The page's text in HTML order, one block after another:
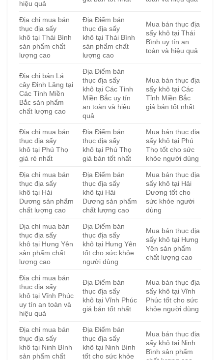
hiệu quả
Địa chỉ mua bán
thục địa sấy
khô tại Thái Bình
sản phẩm chất
lượng cao
Địa Điểm bán
thục địa sấy
khô tại Thái Bình
sản phẩm chất
lượng cao
Mua bán thục địa
sấy khô tại Thái
Bình uy tín an
toàn và hiệu quả
Địa chỉ bán Lá
cây Đinh Lăng tại
Các Tỉnh Miền
Bắc sản phẩm
chất lượng cao
Địa Điểm bán
thục địa sấy
khô tại Các Tỉnh
Miền Bắc uy tín
an toàn và hiệu
quả
Mua bán thục địa
sấy khô tại Các
Tỉnh Miền Bắc
giá bán tốt nhất
Địa chỉ mua bán
thục địa sấy
khô tại Phú Thọ
giá rẻ nhất
Địa Điểm bán
thục địa sấy
khô tại Phú Thọ
giá bán tốt nhất
Mua bán thục địa
sấy khô tại Phú
Thọ tốt cho sức
khỏe người dùng
Địa chỉ mua bán
thục địa sấy
khô tại Hải
Dương sản phẩm
chất lượng cao
Địa Điểm bán
thục địa sấy
khô tại Hải
Dương sản phẩm
chất lượng cao
Mua bán thục địa
sấy khô tại Hải
Dương tốt cho
sức khỏe người
dùng
Địa chỉ mua bán
thục địa sấy
khô tại Hưng Yên
sản phẩm chất
lượng cao
Địa Điểm bán
thục địa sấy
khô tại Hưng Yên
tốt cho sức khỏe
người dùng
Mua bán thục địa
sấy khô tại Hưng
Yên sản phẩm
chất lượng cao
Địa chỉ mua bán
thục địa sấy
khô tại Vĩnh Phúc
uy tín an toàn và
hiệu quả
Địa Điểm bán
thục địa sấy
khô tại Vĩnh Phúc
giá bán tốt nhất
Mua bán thục địa
sấy khô tại Vĩnh
Phúc tốt cho sức
khỏe người dùng
Địa chỉ mua bán
thục địa sấy
khô tại Ninh Bình
sản phẩm chất
Địa Điểm bán
thục địa sấy
khô tại Ninh Bình
tốt cho sức khỏe
Mua bán thục địa
sấy khô tại Ninh
Bình sản phẩm